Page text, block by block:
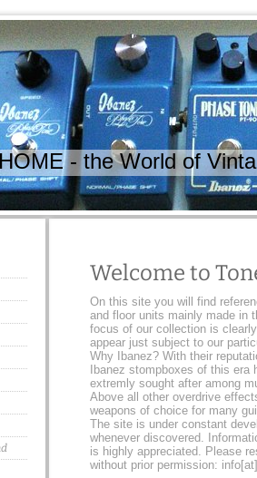
- the World of
Welcome to
On this site you will find
and floor units mainly made in
focus of our collection is
appear just subject to our
Why Ibanez? With their
Ibanez stompboxes of this
extremly sought after among
Above all other overdrive
weapons of choice for many
The site is under constant
whenever discovered.
is highly appreciated. Please
without prior permission: